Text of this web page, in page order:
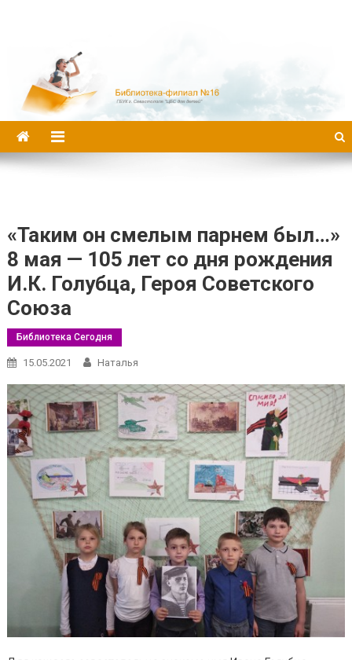
«Таким он смелым парнем был…»
8 мая — 105 лет со дня рождения
И.К. Голубца, Героя Советского
Союза
Библиотека Сегодня
15.05.2021 Наталья